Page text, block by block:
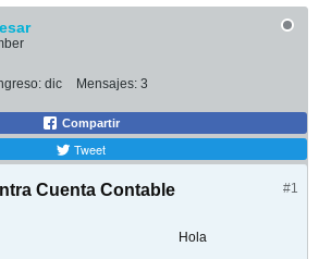
dic Mensajes: 3
Compartir
Tweet
#1
Cuenta Contable
Hola